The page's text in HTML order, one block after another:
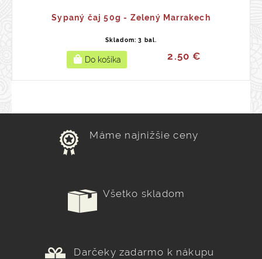
Sypaný čaj 50g - Zelený Marrakech
Skladom: 3 bal.
2.50 €
Máme najnižšie ceny
Všetko skladom
Darčeky zadarmo k nákupu